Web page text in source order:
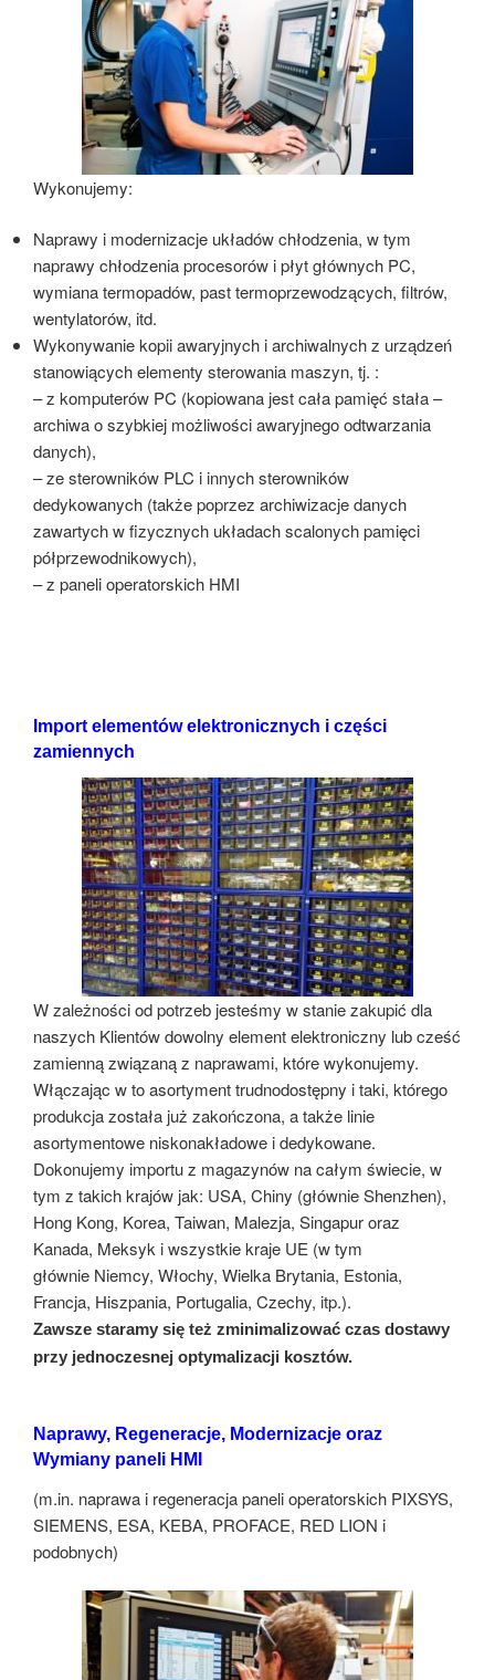
Wykonujemy:
Naprawy i modernizacje układów chłodzenia, w tym
naprawy chłodzenia procesorów i płyt głównych PC,
wymiana termopadów, past termoprzewodzących, filtrów,
wentylatorów, itd.
Wykonywanie kopii awaryjnych i archiwalnych z urządzeń
stanowiących elementy sterowania maszyn, tj. :
– z komputerów PC (kopiowana jest cała pamięć stała –
archiwa o szybkiej możliwości awaryjnego odtwarzania
danych),
– ze sterowników PLC i innych sterowników
dedykowanych (także poprzez archiwizacje danych
zawartych w fizycznych układach scalonych pamięci
półprzewodnikowych),
– z paneli operatorskich HMI
Import elementów elektronicznych i części
zamiennych
W zależności od potrzeb jesteśmy w stanie zakupić dla
naszych Klientów dowolny element elektroniczny lub cześć
zamienną związaną z naprawami, które wykonujemy.
Włączając w to asortyment trudnodostępny i taki, którego
produkcja została już zakończona, a także linie
asortymentowe niskonakładowe i dedykowane.
Dokonujemy importu z magazynów na całym świecie, w
tym z takich krajów jak: USA, Chiny (głównie Shenzhen),
Hong Kong, Korea, Taiwan, Malezja, Singapur oraz
Kanada, Meksyk i wszystkie kraje UE (w tym
głównie Niemcy, Włochy, Wielka Brytania, Estonia,
Francja, Hiszpania, Portugalia, Czechy, itp.).
Zawsze staramy się też zminimalizować czas dostawy
przy jednoczesnej optymalizacji kosztów.
Naprawy, Regeneracje, Modernizacje oraz
Wymiany paneli HMI
(m.in. naprawa i regeneracja paneli operatorskich PIXSYS,
SIEMENS, ESA, KEBA, PROFACE, RED LION i
podobnych)